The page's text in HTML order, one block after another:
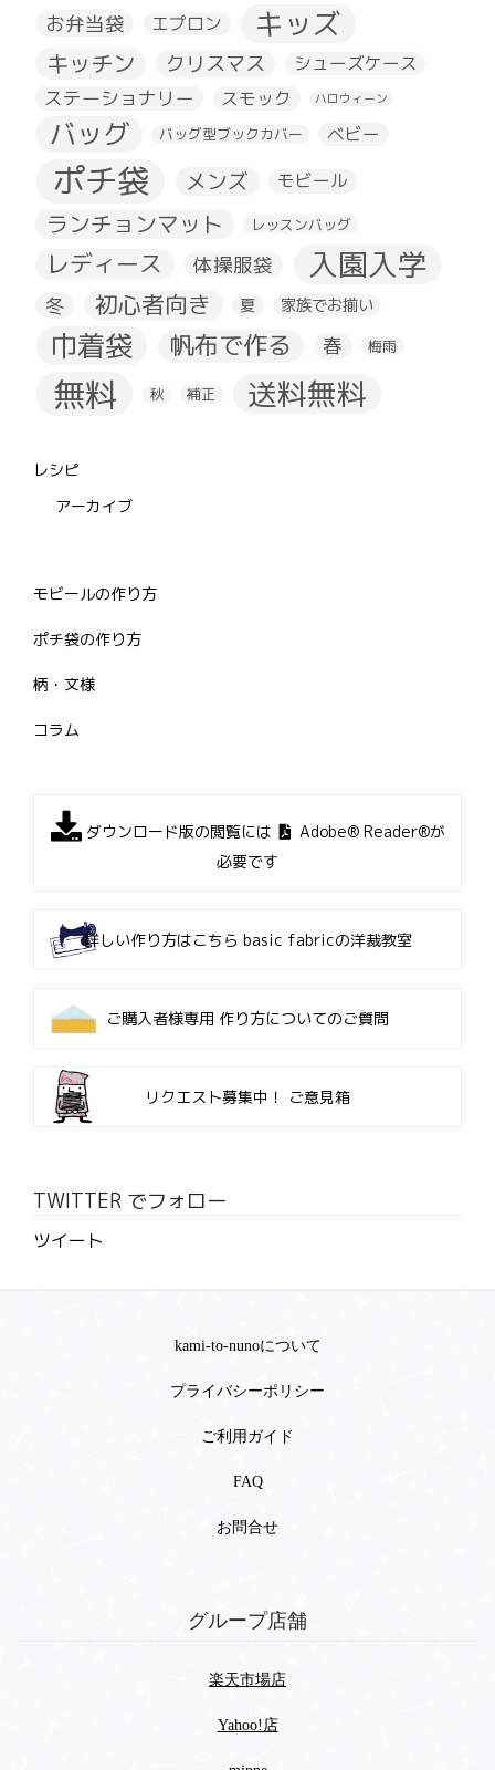
お弁当袋 エプロン キッズ
キッチン クリスマス シューズケース
ステーショナリー スモック ハロウィーン
バッグ バッグ型ブックカバー ベビー
ポチ袋 メンズ モビール
ランチョンマット レッスンバッグ
レディース 体操服袋 入園入学
冬 初心者向き 夏 家族でお揃い
巾着袋 帆布で作る 春 梅雨
無料 秋 補正 送料無料
レシピ
アーカイブ
モビールの作り方
ポチ袋の作り方
柄・文様
コラム
ダウンロード版の閲覧には
Adobe® Reader®が
必要です
詳しい作り方はこちら basic fabricの洋裁教室
ご購入者様専用 作り方についてのご質問
リクエスト募集中！ ご意見箱
TWITTER でフォロー
ツイート
kami-to-nunoについて
プライバシーポリシー
ご利用ガイド
FAQ
お問合せ
グループ店舗
楽天市場店
Yahoo!店